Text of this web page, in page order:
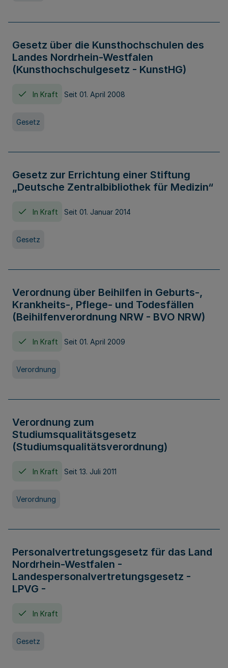
Gesetz über die Kunsthochschulen des
Landes Nordrhein-Westfalen
(Kunsthochschulgesetz - KunstHG)
In Kraft Seit 01. April 2008
Gesetz
Gesetz zur Errichtung einer Stiftung
„Deutsche Zentralbibliothek für Medizin“
In Kraft Seit 01. Januar 2014
Gesetz
Verordnung über Beihilfen in Geburts-,
Krankheits-, Pflege- und Todesfällen
(Beihilfenverordnung NRW - BVO NRW)
In Kraft Seit 01. April 2009
Verordnung
Verordnung zum
Studiumsqualitätsgesetz
(Studiumsqualitätsverordnung)
In Kraft Seit 13. Juli 2011
Verordnung
Personalvertretungsgesetz für das Land
Nordrhein-Westfalen -
Landespersonalvertretungsgesetz -
LPVG -
In Kraft
Gesetz